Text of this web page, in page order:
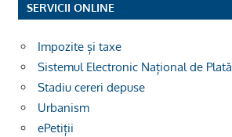
SERVICII ONLINE
Impozite și taxe
Sistemul Electronic Național de Plată
Stadiu cereri depuse
Urbanism
ePetiții